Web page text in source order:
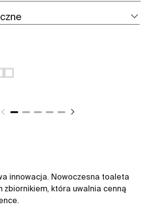
innowacja. Nowoczesna toaleta
zbiornikiem, która uwalnia cenną